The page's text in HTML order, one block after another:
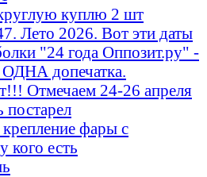
куплю 2 шт
Лето 2026. Вот эти даты
"24 года Оппозит.ру" -
допечатка.
Отмечаем 24-26 апреля
постарел
фары с
кого есть